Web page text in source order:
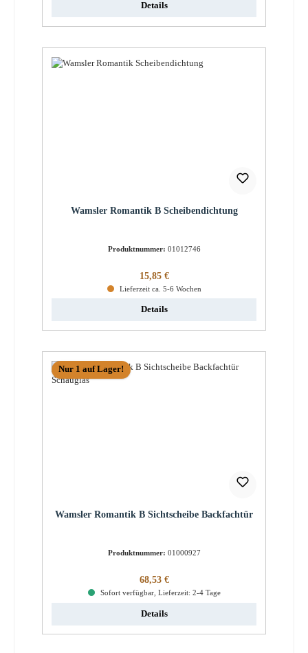
Details
Wamsler Romantik B Scheibendichtung
Produktnummer: 01012746
Regulärer Preis:
15,85 €
Lieferzeit ca. 5-6 Wochen
Details
Nur 1 auf Lager!
Wamsler Romantik B Sichtscheibe Backfachtür
Produktnummer: 01000927
Regulärer Preis:
68,53 €
Sofort verfügbar, Lieferzeit: 2-4 Tage
Details